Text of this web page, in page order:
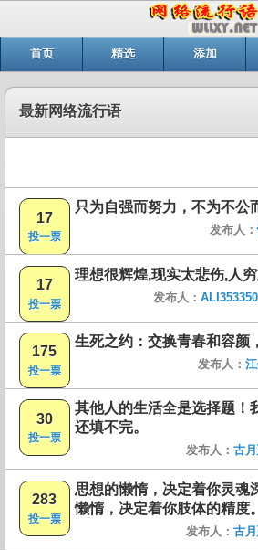
首页 精选 添加
最新网络流行语
17
投一票
只为自强而努力，不为不公
发布人：
17
投一票
理想很辉煌,现实太悲伤,人
发布人：
175
投一票
生死之约：交换青春和容颜
发布人：
30
投一票
其他人的生活全是选择题！
还填不完。
发布人： 古
283
投一票
思想的懒惰，决定着你灵魂
懒惰，决定着你肢体的精度。
发布人： 古